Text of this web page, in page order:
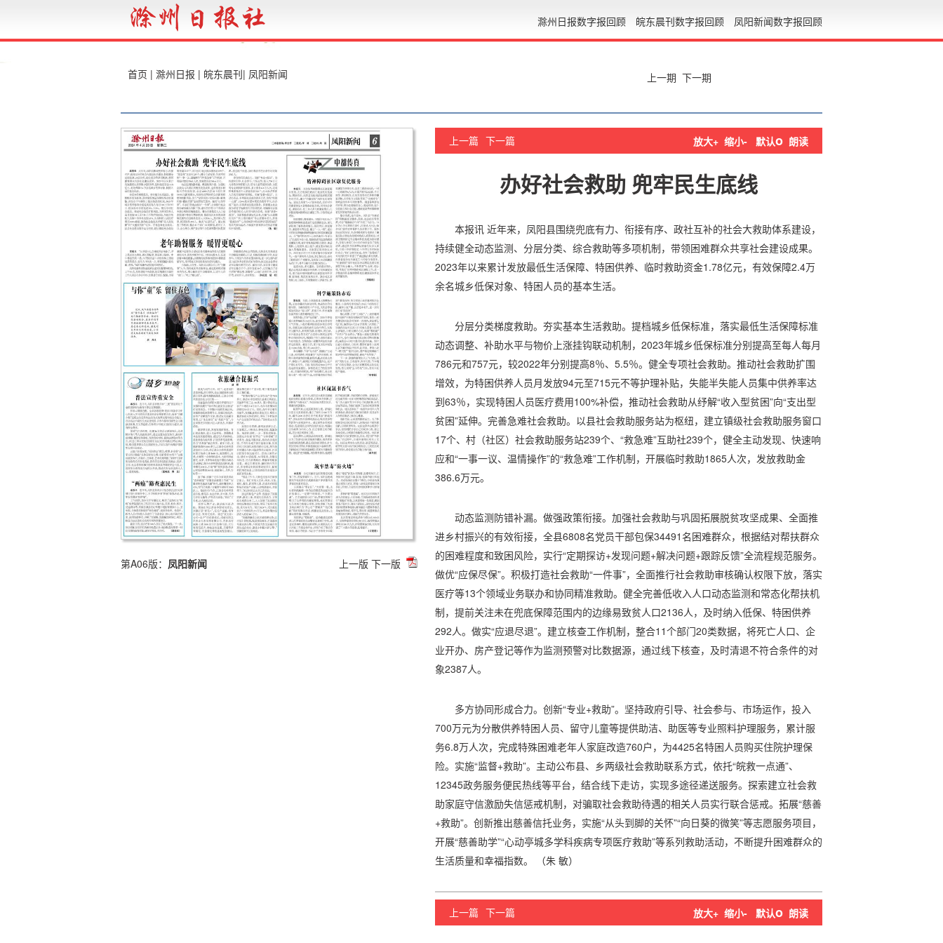
滁州日报数字报回顾 皖东晨刊数字报回顾 凤阳新闻数字报回顾
首页 | 滁州日报 | 皖东晨刊| 凤阳新闻 上一期 下一期
第A06版： 凤阳新闻 上一版 下一版
上一篇 下一篇 放大+ 缩小- 默认o 朗读
办好社会救助 兜牢民生底线
本报讯 近年来，凤阳县围绕兜底有力、衔接有序、政社互补的社会大救助体系建设，
持续健全动态监测、分层分类、综合救助等多项机制，带领困难群众共享社会建设成果。
2023年以来累计发放最低生活保障、特困供养、临时救助资金1.78亿元，有效保障2.4万
余名城乡低保对象、特困人员的基本生活。
分层分类梯度救助。夯实基本生活救助。提档城乡低保标准，落实最低生活保障标准
动态调整、补助水平与物价上涨挂钩联动机制，2023年城乡低保标准分别提高至每人每月
786元和757元，较2022年分别提高8％、5.5％。健全专项社会救助。推动社会救助扩围
增效，为特困供养人员月发放94元至715元不等护理补贴，失能半失能人员集中供养率达
到63％，实现特困人员医疗费用100%补偿，推动社会救助从纾解“收入型贫困”向“支出型
贫困”延伸。完善急难社会救助。以县社会救助服务站为枢纽，建立镇级社会救助服务窗口
17个、村（社区）社会救助服务站239个、“救急难”互助社239个，健全主动发现、快速响
应和“一事一议、温情操作”的“救急难”工作机制，开展临时救助1865人次，发放救助金
386.6万元。
动态监测防错补漏。做强政策衔接。加强社会救助与巩固拓展脱贫攻坚成果、全面推
进乡村振兴的有效衔接，全县6808名党员干部包保34491名困难群众，根据结对帮扶群众
的困难程度和致困风险，实行“定期探访+发现问题+解决问题+跟踪反馈”全流程规范服务。
做优“应保尽保”。积极打造社会救助“一件事”，全面推行社会救助审核确认权限下放，落实
医疗等13个领域业务联办和协同精准救助。健全完善低收入人口动态监测和常态化帮扶机
制，提前关注未在兜底保障范围内的边缘易致贫人口2136人，及时纳入低保、特困供养
292人。做实“应退尽退”。建立核查工作机制，整合11个部门20类数据，将死亡人口、企
业开办、房产登记等作为监测预警对比数据源，通过线下核查，及时清退不符合条件的对
象2387人。
多方协同形成合力。创新“专业+救助”。坚持政府引导、社会参与、市场运作，投入
700万元为分散供养特困人员、留守儿童等提供助洁、助医等专业照料护理服务，累计服
务6.8万人次，完成特殊困难老年人家庭改造760户，为4425名特困人员购买住院护理保
险。实施“监督+救助”。主动公布县、乡两级社会救助联系方式，依托“皖救一点通”、
12345政务服务便民热线等平台，结合线下走访，实现多途径递送服务。探索建立社会救
助家庭守信激励失信惩戒机制，对骗取社会救助待遇的相关人员实行联合惩戒。拓展“慈善
+救助”。创新推出慈善信托业务，实施“从头到脚的关怀”“向日葵的微笑”等志愿服务项目，
开展“慈善助学”“心动亭城多学科疾病专项医疗救助”等系列救助活动，不断提升困难群众的
生活质量和幸福指数。 （朱 敏）
上一篇 下一篇 放大+ 缩小- 默认o 朗读